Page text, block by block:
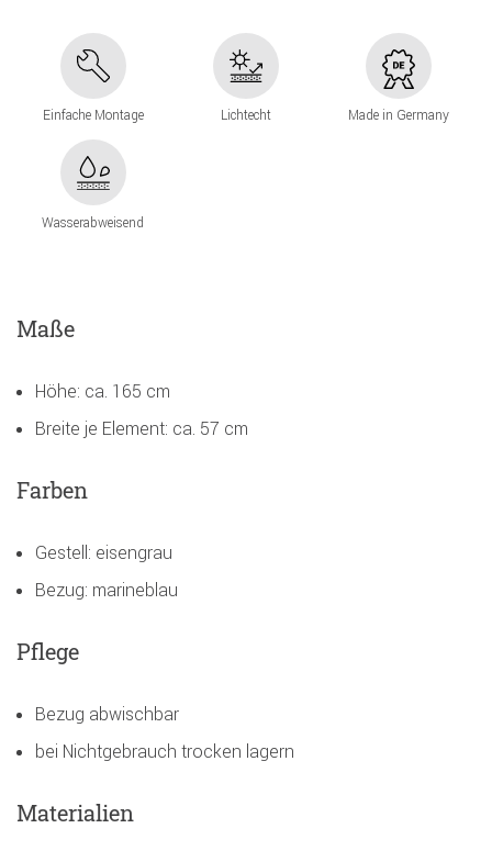
Einfache Montage Lichtecht Made in Germany
Wasserabweisend
Maße
Höhe: ca. 165 cm
Breite je Element: ca. 57 cm
Farben
Gestell: eisengrau
Bezug: marineblau
Pflege
Bezug abwischbar
bei Nichtgebrauch trocken lagern
Materialien